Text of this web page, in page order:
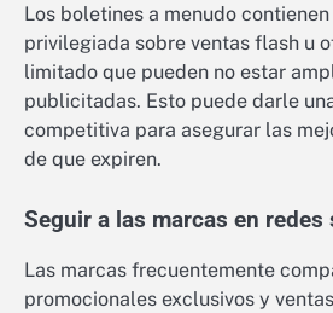
Los boletines a menudo
privilegiada sobre ventas flash u
limitado que pueden no estar
publicitadas. Esto puede darle
competitiva para asegurar las
de que expiren.
Seguir a las marcas en redes
Las marcas frecuentemente
promocionales exclusivos y